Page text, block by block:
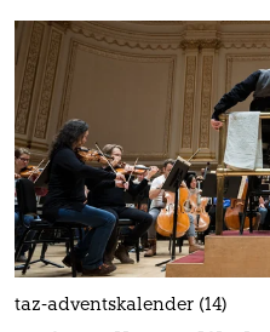
taz-adventskalender (14)